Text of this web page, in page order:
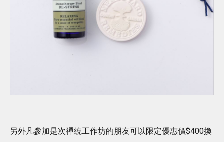
另外凡參加是次禪繞工作坊的朋友可以限定優惠價$400換